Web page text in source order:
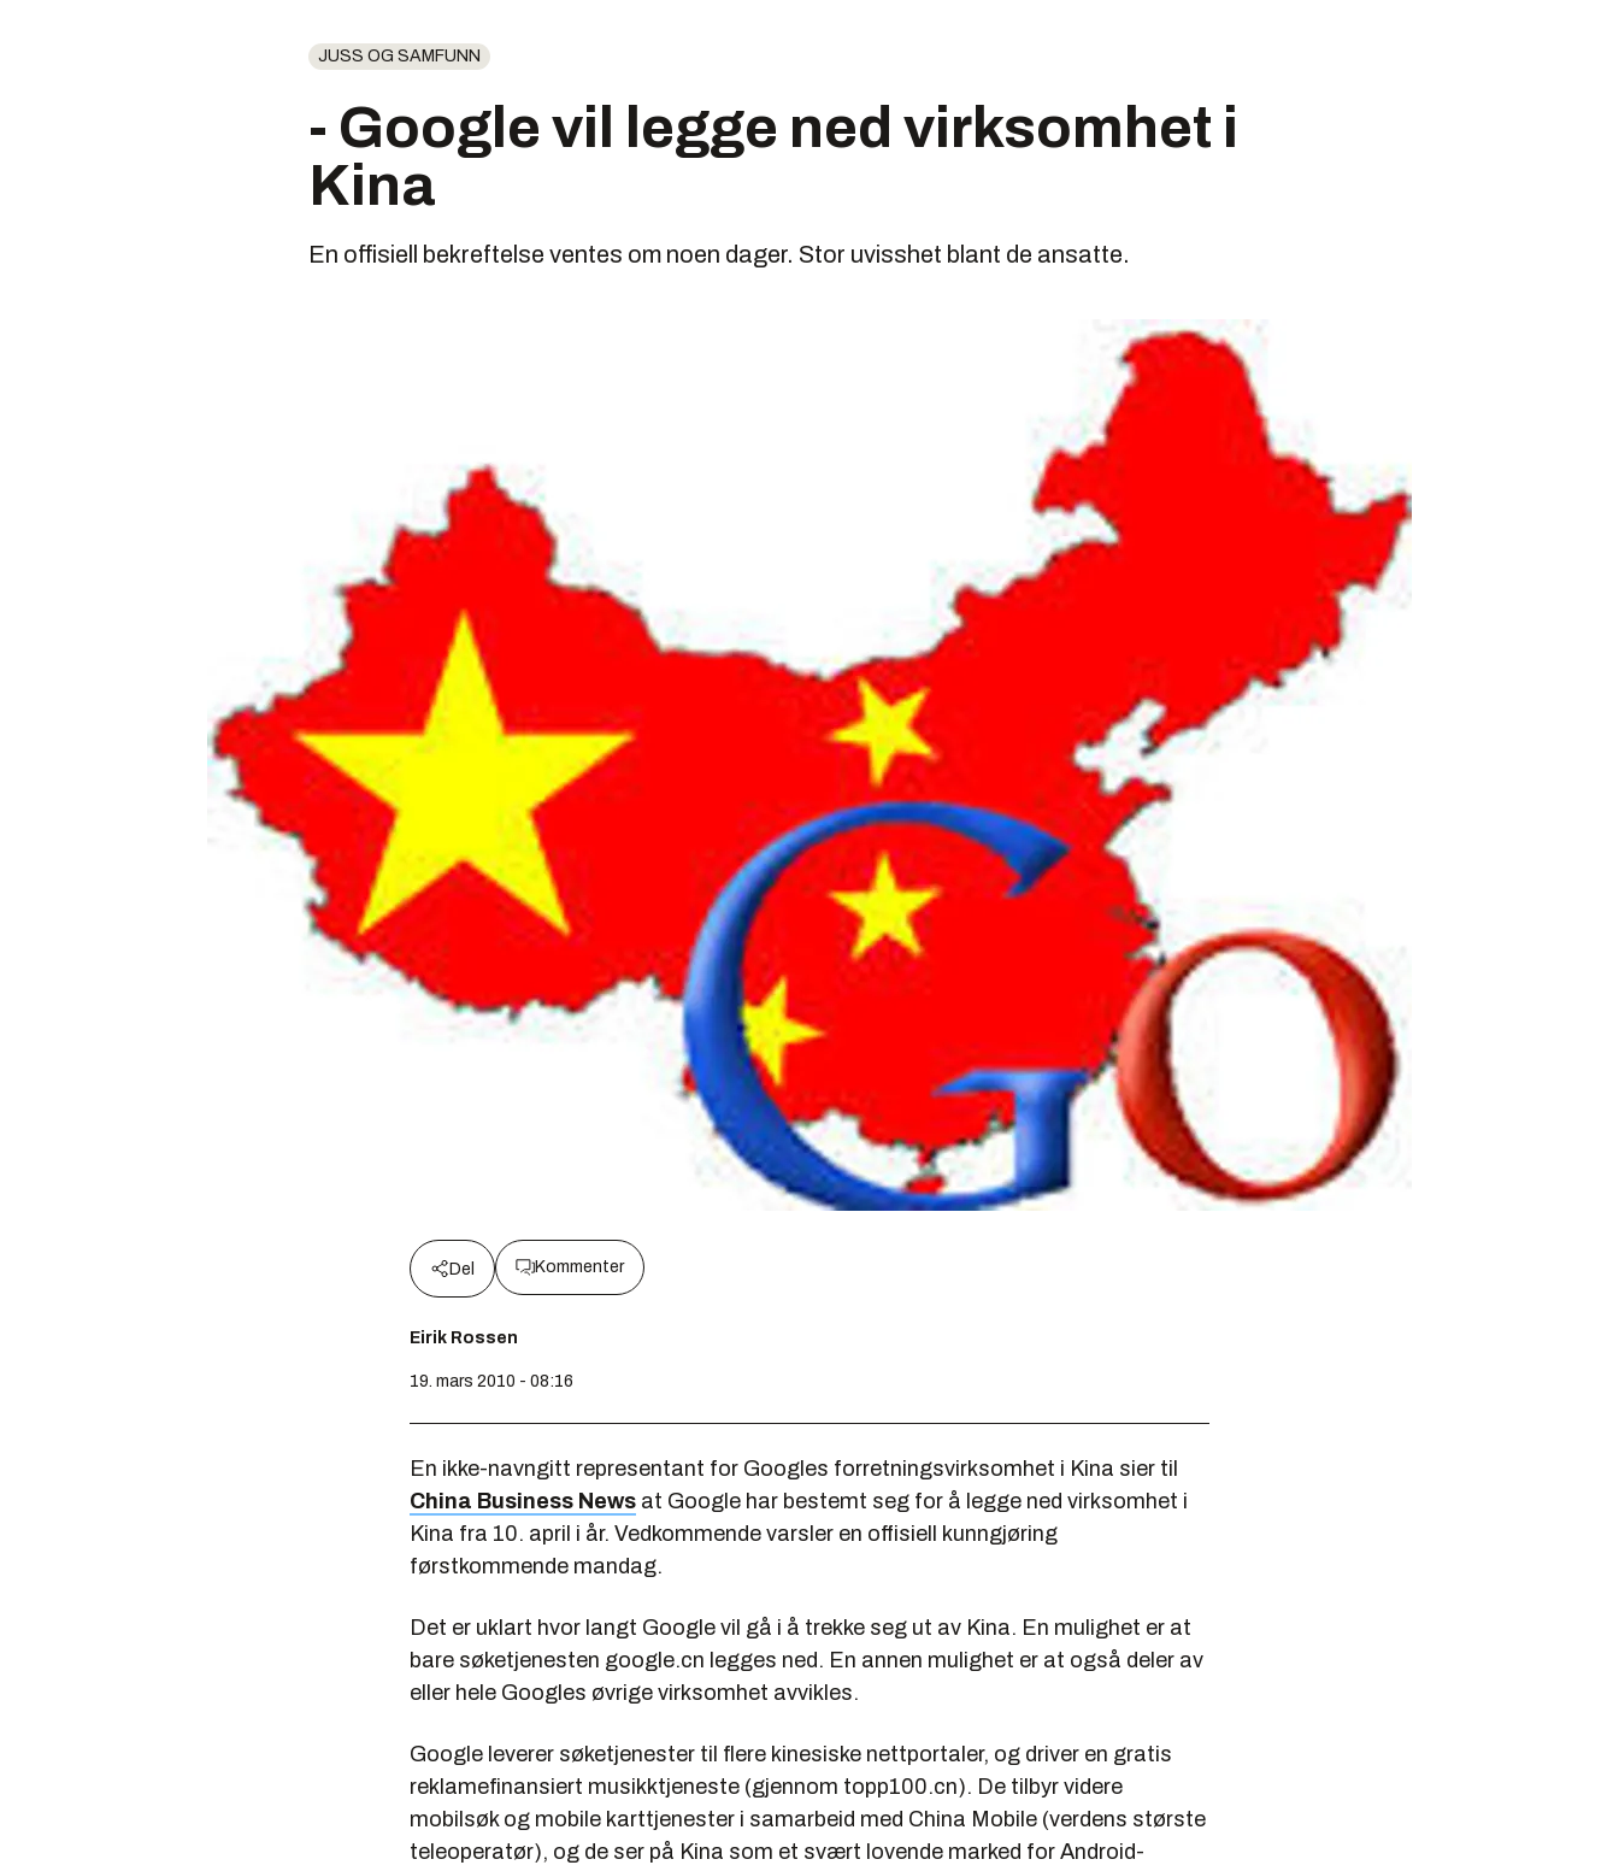
JUSS OG SAMFUNN
- Google vil legge ned virksomhet i
Kina
En offisiell bekreftelse ventes om noen dager. Stor uvisshet blant de ansatte.
Del Kommenter
Eirik Rossen
19. mars 2010 - 08:16
En ikke-navngitt representant for Googles forretningsvirksomhet i Kina sier til
China Business News at Google har bestemt seg for å legge ned virksomhet i
Kina fra 10. april i år. Vedkommende varsler en offisiell kunngjøring
førstkommende mandag.
Det er uklart hvor langt Google vil gå i å trekke seg ut av Kina. En mulighet er at
bare søketjenesten google.cn legges ned. En annen mulighet er at også deler av
eller hele Googles øvrige virksomhet avvikles.
Google leverer søketjenester til flere kinesiske nettportaler, og driver en gratis
reklamefinansiert musikktjeneste (gjennom topp100.cn). De tilbyr videre
mobilsøk og mobile karttjenester i samarbeid med China Mobile (verdens største
teleoperatør), og de ser på Kina som et svært lovende marked for Android-